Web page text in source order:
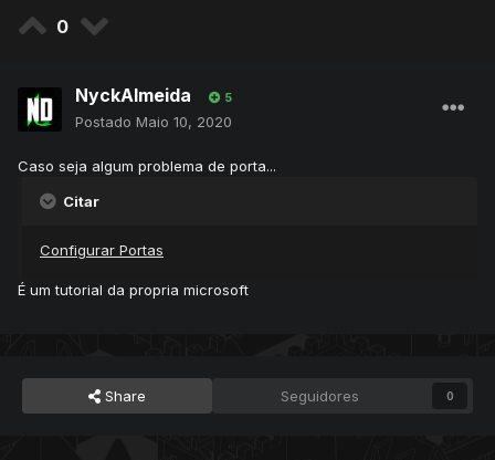
0
NyckAlmeida 5
Postado Maio 10, 2020
Caso seja algum problema de porta...
Citar
Configurar Portas
É um tutorial da propria microsoft
Share Seguidores 0